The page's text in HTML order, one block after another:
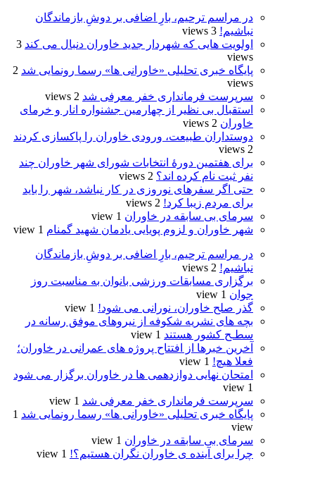
در مراسم ترحیم، بارِ اضافی بر دوشِ بازماندگان
نباشیم! 3 views
اولویت هایی که شهردار جدید خاوران دنبال می ‌کند 3
views
پایگاه خبری تحلیلی «خاورانی ها» رسما رونمایی شد 2
views
سرپرست فرمانداری خفر معرفی شد 2 views
استقبال بی نظیر از چهارمین جشنواره انار و خرمای
خاوران 2 views
دوستداران طبیعت، ورودی خاوران را پاکسازی کردند
2 views
برای هفتمین دورۀ انتخابات شورای شهر خاوران چند
نفر ثبت نام کرده اند؟ 2 views
حتی اگر سفرهای نوروزی در کار نباشد، شهر را باید
برای مردم زیبا کرد! 2 views
سرمای بی سابقه در خاوران 1 view
شهر خاوران و لزوم پویایی یادمان شهید گمنام 1 view
در مراسم ترحیم، بارِ اضافی بر دوشِ بازماندگان
نباشیم! 2 views
برگزاری مسابقات ورزشی بانوان به مناسبت روز
جوان 1 view
گذر صلح خاوران، نورانی می شود! 1 view
بچه های نشریه شکوفه از نیروهای موفق رسانه در
سطـح کشور هستند 1 view
آخرین خبرها از افتتاح پروژه های عمرانی در خاوران؛
فعلا هیچ! 1 view
امتحان نهایی دوازدهمی ها در خاوران برگزار می شود
1 view
سرپرست فرمانداری خفر معرفی شد 1 view
پایگاه خبری تحلیلی «خاورانی ها» رسما رونمایی شد 1
view
سرمای بی سابقه در خاوران 1 view
چرا برای آینده ی خاوران نگران هستیم؟! 1 view